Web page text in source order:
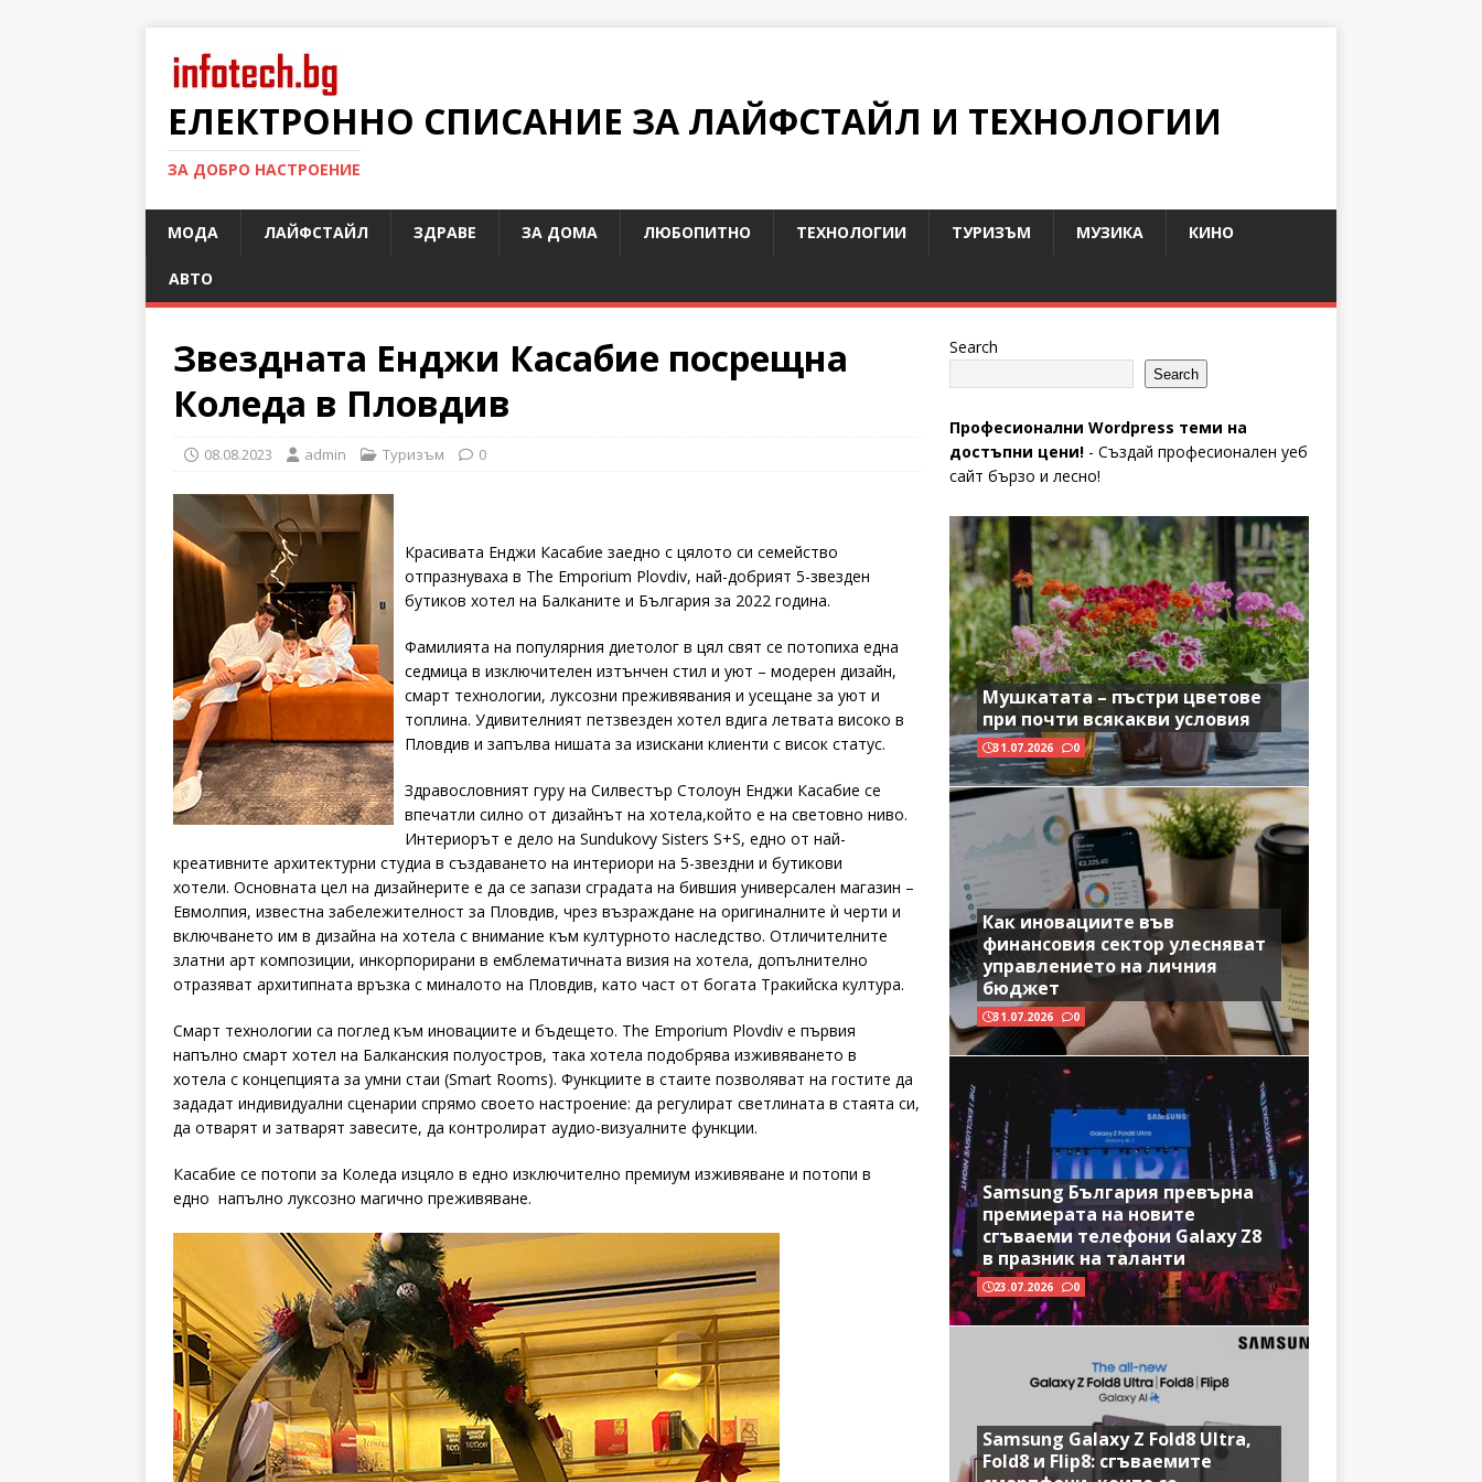
ЕЛЕКТРОННО СПИСАНИЕ ЗА ЛАЙФСТАЙЛ И ТЕХНОЛОГИИ
ЗА ДОБРО НАСТРОЕНИЕ
МОДА ЛАЙФСТАЙЛ ЗДРАВЕ ЗА ДОМА ЛЮБОПИТНО ТЕХНОЛОГИИ ТУРИЗЪМ МУЗИКА КИНО
АВТО
Звездната Енджи Касабие посрещна
Коледа в Пловдив
08.08.2023 admin Туризъм 0
Красивата Енджи Касабие заедно с цялото си семейство
отпразнуваха в The Emporium Plovdiv, най-добрият 5-звезден
бутиков хотел на Балканите и България за 2022 година.
Фамилията на популярния диетолог в цял свят се потопиха една
седмица в изключителен изтънчен стил и уют – модерен дизайн,
смарт технологии, луксозни преживявания и усещане за уют и
топлина. Удивителният петзвезден хотел вдига летвата високо в
Пловдив и запълва нишата за изискани клиенти с висок статус.
Здравословният гуру на Силвестър Столоун Енджи Касабие се
впечатли силно от дизайнът на хотела,който е на световно ниво.
Интериорът е дело на Sundukovy Sisters S+S, едно от най-
креативните архитектурни студиа в създаването на интериори на 5-звездни и бутикови
хотели. Основната цел на дизайнерите е да се запази сградата на бившия универсален магазин –
Евмолпия, известна забележителност за Пловдив, чрез възраждане на оригиналните ѝ черти и
включването им в дизайна на хотела с внимание към културното наследство. Отличителните
златни арт композиции, инкорпорирани в емблематичната визия на хотела, допълнително
отразяват архитипната връзка с миналото на Пловдив, като част от богата Тракийска култура.
Смарт технологии са поглед към иновациите и бъдещето. The Emporium Plovdiv e първия
напълно смарт хотел на Балканския полуостров, така хотела подобрява изживяването в
хотела с концепцията за умни стаи (Smart Rooms). Функциите в стаите позволяват на гостите да
зададат индивидуални сценарии спрямо своето настроение: да регулират светлината в стаята си,
да отварят и затварят завесите, да контролират аудио-визуалните функции.
Касабие се потопи за Коледа изцяло в едно изключително премиум изживяване и потопи в
едно напълно луксозно магично преживяване.
Search
Search
Професионални Wordpress теми на
достъпни цени!- Създай професионален уеб
сайт бързо и лесно!
Мушкатата – пъстри цветове
при почти всякакви условия
31.07.2026 0
Как иновациите във
финансовия сектор улесняват
управлението на личния
бюджет
31.07.2026 0
Samsung България превърна
премиерата на новите
сгъваеми телефони Galaxy Z8
в празник на таланти
23.07.2026 0
Samsung Galaxy Z Fold8 Ultra,
Fold8 и Flip8: сгъваемите